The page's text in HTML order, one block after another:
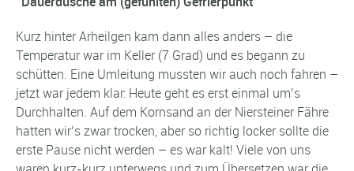
Kurz hinter Arheilgen kam dann alles anders – die
Temperatur war im Keller (7 Grad) und es begann zu
schütten. Eine Umleitung mussten wir auch noch fahren –
jetzt war jedem klar: Heute geht es erst einmal um’s
Durchhalten. Auf dem Kornsand an der Niersteiner Fähre
hatten wir’s zwar trocken, aber so richtig locker sollte die
erste Pause nicht werden – es war kalt! Viele von uns